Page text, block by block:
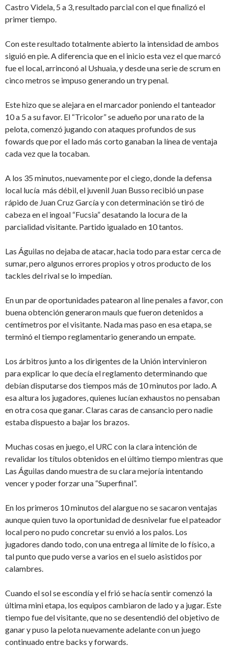
Castro Videla, 5 a 3, resultado parcial con el que finalizó el
primer tiempo.
Con este resultado totalmente abierto la intensidad de ambos
siguió en pie. A diferencia que en el inicio esta vez el que marcó
fue el local, arrinconó al Ushuaia, y desde una serie de scrum en
cinco metros se impuso generando un try penal.
Este hizo que se alejara en el marcador poniendo el tanteador
10 a 5 a su favor. El “Tricolor” se adueño por una rato de la
pelota, comenzó jugando con ataques profundos de sus
fowards que por el lado más corto ganaban la línea de ventaja
cada vez que la tocaban.
A los 35 minutos, nuevamente por el ciego, donde la defensa
local lucía más débil, el juvenil Juan Busso recibió un pase
rápido de Juan Cruz García y con determinación se tiró de
cabeza en el ingoal “Fucsia” desatando la locura de la
parcialidad visitante. Partido igualado en 10 tantos.
Las Águilas no dejaba de atacar, hacia todo para estar cerca de
sumar, pero algunos errores propios y otros producto de los
tackles del rival se lo impedían.
En un par de oportunidades patearon al line penales a favor, con
buena obtención generaron mauls que fueron detenidos a
centímetros por el visitante. Nada mas paso en esa etapa, se
terminó el tiempo reglamentario generando un empate.
Los árbitros junto a los dirigentes de la Unión intervinieron
para explicar lo que decía el reglamento determinando que
debían disputarse dos tiempos más de 10 minutos por lado. A
esa altura los jugadores, quienes lucían exhaustos no pensaban
en otra cosa que ganar. Claras caras de cansancio pero nadie
estaba dispuesto a bajar los brazos.
Muchas cosas en juego, el URC con la clara intención de
revalidar los títulos obtenidos en el último tiempo mientras que
Las Águilas dando muestra de su clara mejoría intentando
vencer y poder forzar una “Superfinal”.
En los primeros 10 minutos del alargue no se sacaron ventajas
aunque quien tuvo la oportunidad de desnivelar fue el pateador
local pero no pudo concretar su envió a los palos. Los
jugadores dando todo, con una entrega al límite de lo físico, a
tal punto que pudo verse a varios en el suelo asistidos por
calambres.
Cuando el sol se escondía y el frió se hacía sentir comenzó la
última mini etapa, los equipos cambiaron de lado y a jugar. Este
tiempo fue del visitante, que no se desentendió del objetivo de
ganar y puso la pelota nuevamente adelante con un juego
continuado entre backs y forwards.